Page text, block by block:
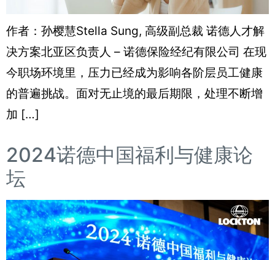
作者：孙樱慧Stella Sung, 高级副总裁 诺德人才解
决方案北亚区负责人 – 诺德保险经纪有限公司 在现
今职场环境里，压力已经成为影响各阶层员工健康
的普遍挑战。面对无止境的最后期限，处理不断增
加 […]
2024诺德中国福利与健康论
坛